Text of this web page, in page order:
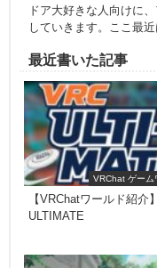
ドア大好きな人向けに
していきます。ここ最
最近書いた記事
VRChat ゲーム
【VRChatワールド紹介
ULTIMATE